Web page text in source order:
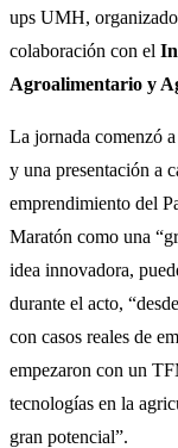
ups UMH,
colaboración con el
Agroalimentario y
La jornada comenzó
y una presentación a
emprendimiento del
Maratón como una
idea innovadora,
durante el acto,
con casos reales de
empezaron con un
tecnologías en la
gran potencial”.